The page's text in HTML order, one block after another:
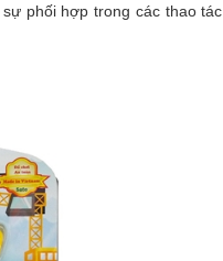
phối hợp trong các thao tác